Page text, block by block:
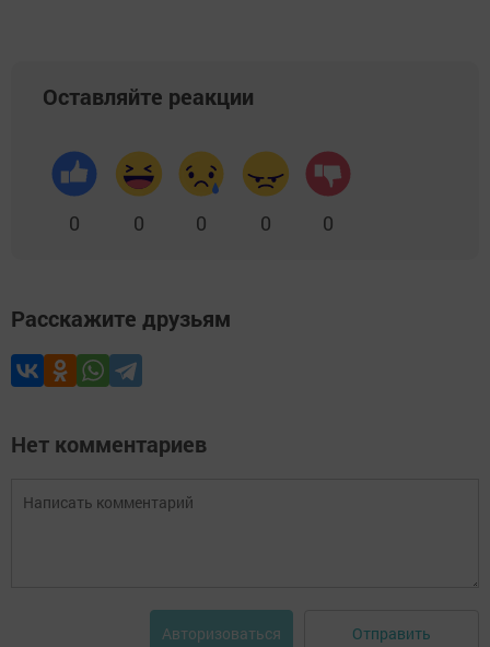
Оставляйте реакции
0 0 0 0 0
Расскажите друзьям
Нет комментариев
Авторизоваться Отправить